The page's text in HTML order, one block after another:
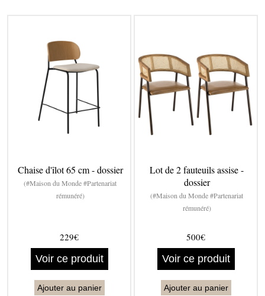
Chaise d'îlot 65 cm - dossier
(#Maison du Monde #Partenariat
rémunéré)
229€
Voir ce produit
Ajouter au panier
Lot de 2 fauteuils assise -
dossier
(#Maison du Monde #Partenariat
rémunéré)
500€
Voir ce produit
Ajouter au panier